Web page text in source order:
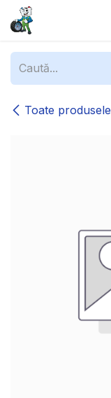
Sari la conținut
Toate produsele